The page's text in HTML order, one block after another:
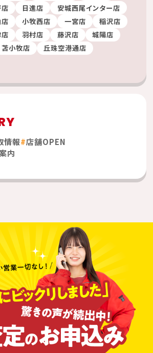
日進店
安城西尾インター店
小牧西店 一宮店
稲沢店
羽村店 藤沢店
城陽店
苫小牧店
丘珠空港通店
情報 店舗OPEN
内